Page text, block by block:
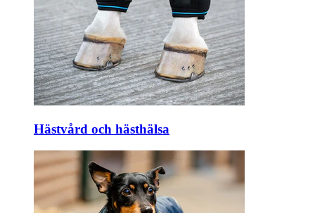
Hästvård och hästhälsa